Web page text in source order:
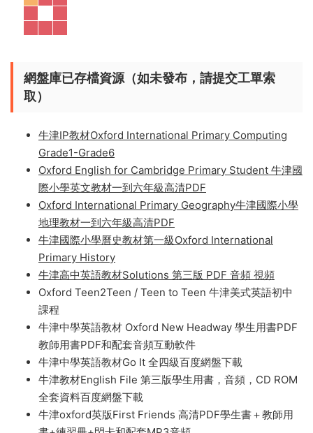
備階段使用。
網盤庫已存檔資源（如未發布，請提交工單索
取）
牛津IP教材Oxford International Primary Computing
Grade1-Grade6
Oxford English for Cambridge Primary Student 牛津國
際小學英文教材一到六年級高清PDF
Oxford International Primary Geography牛津國際小學
地理教材一到六年級高清PDF
牛津國際小學曆史教材第一級Oxford International
Primary History
牛津高中英語教材Solutions 第三版 PDF 音頻 視頻
Oxford Teen2Teen / Teen to Teen 牛津美式英語初中
課程
牛津中學英語教材 Oxford New Headway 學生用書PDF